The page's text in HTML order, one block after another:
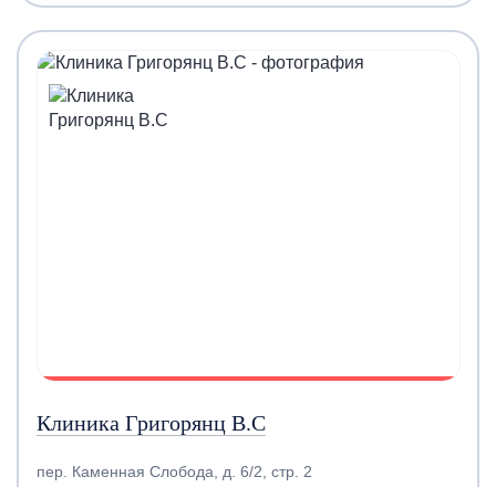
Клиника Григорянц В.С
пер. Каменная Слобода, д. 6/2, стр. 2